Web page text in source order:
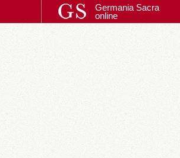
Germania Sacra
online